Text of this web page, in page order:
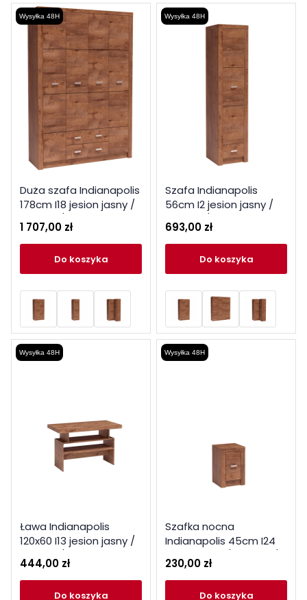
Wysyłka 48H
Duża szafa Indianapolis
178cm I18 jesion jasny /
ciemny / kraft biały
1 707,00 zł
do koszyka
Wysyłka 48H
Szafa Indianapolis
56cm I2 jesion jasny /
ciemny / kraft biały
693,00 zł
do koszyka
Wysyłka 48H
Ława Indianapolis
120x60 I13 jesion jasny /
ciemny / kraft biały
444,00 zł
do koszyka
Wysyłka 48H
Szafka nocna
Indianapolis 45cm I24
jesion jasny / ciemny /
kraft biały
230,00 zł
do koszyka